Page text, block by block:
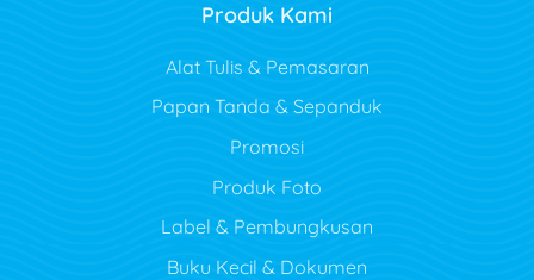
Produk Kami
Alat Tulis & Pemasaran
Papan Tanda & Sepanduk
Promosi
Produk Foto
Label & Pembungkusan
Buku Kecil & Dokumen